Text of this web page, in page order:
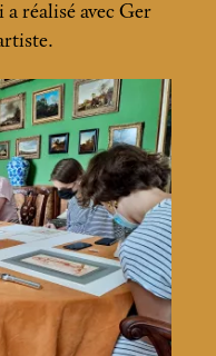
réalisé avec Ger